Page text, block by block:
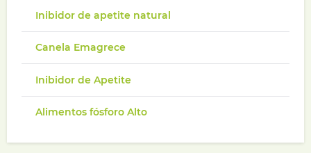
Inibidor de apetite natural
Canela Emagrece
Inibidor de Apetite
Alimentos fósforo Alto